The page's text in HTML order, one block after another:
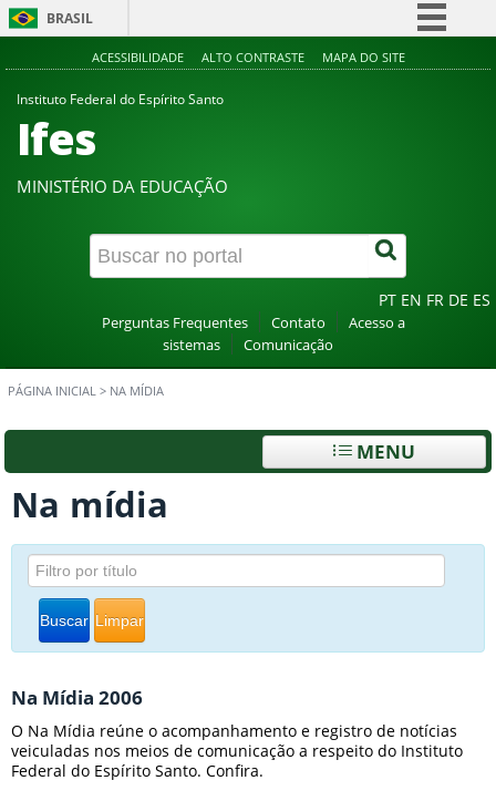
BRASIL
Simplifique!
Canais
ACESSIBILIDADE ALTO CONTRASTE MAPA DO SITE
Instituto Federal do Espírito Santo
Ifes
MINISTÉRIO DA EDUCAÇÃO
PT EN FR DE ES
Perguntas Frequentes Contato
Acesso a
sistemas
Comunicação
PÁGINA INICIAL > NA MÍDIA
MENU
Na mídia
Buscar Limpar
Na Mídia 2006
O Na Mídia reúne o acompanhamento e registro de notícias
veiculadas nos meios de comunicação a respeito do Instituto
Federal do Espírito Santo. Confira.